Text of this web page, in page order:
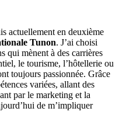
actuellement en deuxième
Tunon. J’ai choisi
qui mènent à des carrières
le tourisme, l’hôtellerie ou
toujours passionnée. Grâce
variées, allant des
par le marketing et la
de m’impliquer